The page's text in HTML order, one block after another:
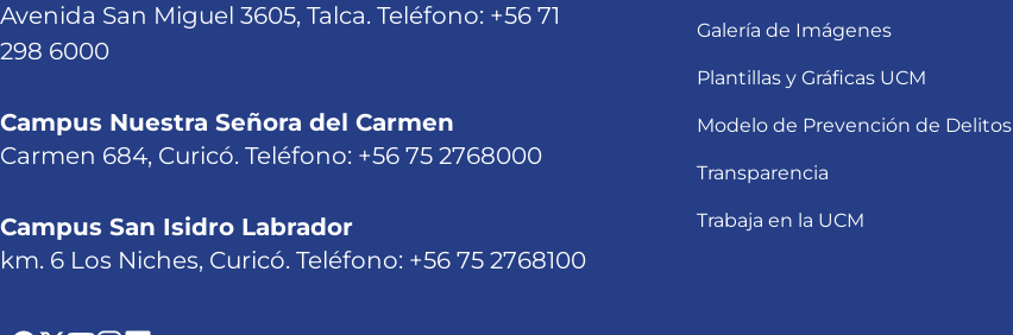
Avenida San Miguel 3605, Talca. Teléfono: +56 71
298 6000
Campus Nuestra Señora del Carmen
Carmen 684, Curicó. Teléfono: +56 75 2768000
Campus San Isidro Labrador
km. 6 Los Niches, Curicó. Teléfono: +56 75 2768100
Galería de Imágenes
Plantillas y Gráficas UCM
Modelo de Prevención de Delitos
Transparencia
Trabaja en la UCM